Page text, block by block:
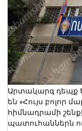
Արտակարգ դեպք
են «Հույս բոլոր
հիմնադրամի
պատուհաններն